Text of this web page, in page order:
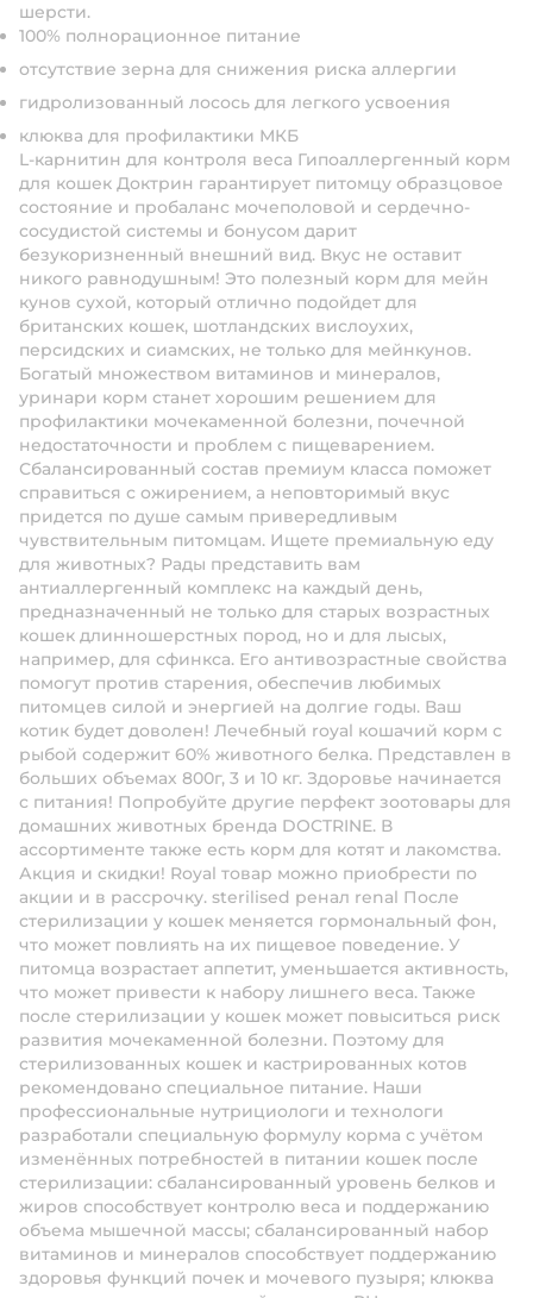
шерсти.
100% полнорационное питание
отсутствие зерна для снижения риска аллергии
гидролизованный лосось для легкого усвоения
клюква для профилактики МКБ
L-карнитин для контроля веса Гипоаллергенный корм
для кошек Доктрин гарантирует питомцу образцовое
состояние и пробаланс мочеполовой и сердечно-
сосудистой системы и бонусом дарит
безукоризненный внешний вид. Вкус не оставит
никого равнодушным! Это полезный корм для мейн
кунов сухой, который отлично подойдет для
британских кошек, шотландских вислоухих,
персидских и сиамских, не только для мейнкунов.
Богатый множеством витаминов и минералов,
уринари корм станет хорошим решением для
профилактики мочекаменной болезни, почечной
недостаточности и проблем с пищеварением.
Сбалансированный состав премиум класса поможет
справиться с ожирением, а неповторимый вкус
придется по душе самым привередливым
чувствительным питомцам. Ищете премиальную еду
для животных? Рады представить вам
антиаллергенный комплекс на каждый день,
предназначенный не только для старых возрастных
кошек длинношерстных пород, но и для лысых,
например, для сфинкса. Его антивозрастные свойства
помогут против старения, обеспечив любимых
питомцев силой и энергией на долгие годы. Ваш
котик будет доволен! Лечебный royal кошачий корм с
рыбой содержит 60% животного белка. Представлен в
больших объемах 800г, 3 и 10 кг. Здоровье начинается
с питания! Попробуйте другие перфект зоотовары для
домашних животных бренда DOCTRINE. В
ассортименте также есть корм для котят и лакомства.
Акция и скидки! Royal товар можно приобрести по
акции и в рассрочку. sterilised ренал renal После
стерилизации у кошек меняется гормональный фон,
что может повлиять на их пищевое поведение. У
питомца возрастает аппетит, уменьшается активность,
что может привести к набору лишнего веса. Также
после стерилизации у кошек может повыситься риск
развития мочекаменной болезни. Поэтому для
стерилизованных кошек и кастрированных котов
рекомендовано специальное питание. Наши
профессиональные нутрициологи и технологи
разработали специальную формулу корма с учётом
изменённых потребностей в питании кошек после
стерилизации: сбалансированный уровень белков и
жиров способствует контролю веса и поддержанию
объема мышечной массы; сбалансированный набор
витаминов и минералов способствует поддержанию
здоровья функций почек и мочевого пузыря; клюква